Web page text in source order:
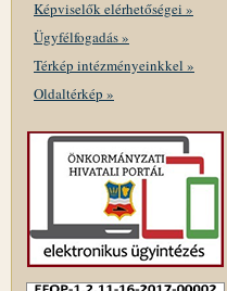
Képviselők elérhetőségei »
Ügyfélfogadás »
Térkép intézményeinkkel »
Oldaltérkép »